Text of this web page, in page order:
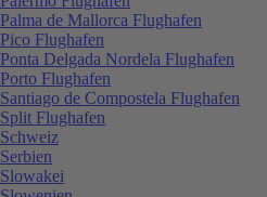
Palma de Mallorca Flughafen
Pico Flughafen
Ponta Delgada Nordela Flughafen
Porto Flughafen
Santiago de Compostela Flughafen
Split Flughafen
Schweiz
Serbien
Slowakei